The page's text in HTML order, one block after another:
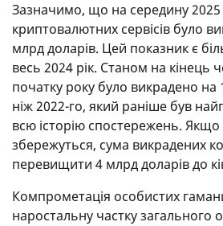
Зазначимо, що на середину 2025
криптовалютних сервісів було
млрд доларів. Цей показник є
весь 2024 рік. Станом на кінець
початку року було викрадено на
ніж 2022-го, який раніше був
всю історію спостережень. Якщо
збережуться, сума викрадених
перевищити 4 млрд доларів до
Компрометація особистих
наростальну частку загального